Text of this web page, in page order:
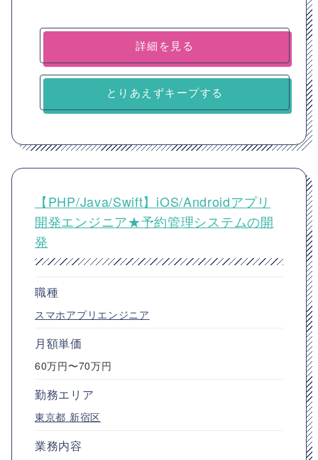
詳細を見る
とりあえずキープする
【PHP/Java/Swift】iOS/Androidアプリ
開発エンジニア★予約管理システムの開
発
職種
スマホアプリエンジニア
月額単価
60万円〜70万円
勤務エリア
東京都 新宿区
業務内容